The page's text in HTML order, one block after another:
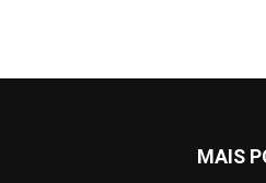
MAIS